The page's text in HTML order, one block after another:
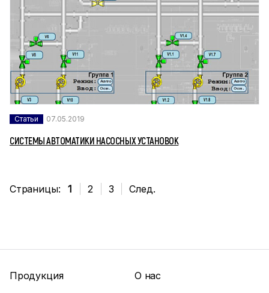
Статьи 07.05.2019
СИСТЕМЫ АВТОМАТИКИ НАСОСНЫХ УСТАНОВОК
Страницы: 1 2 3 След.
Продукция
О нас